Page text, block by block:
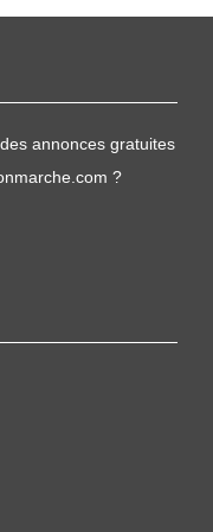
annonces gratuites
?